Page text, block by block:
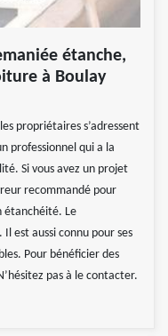
étanche,
à Boulay
propriétaires s’adressent
professionnel qui a la
Si vous avez un projet
recommandé pour
étanchéité. Le
est aussi connu pour ses
Pour bénéficier des
pas à le contacter.